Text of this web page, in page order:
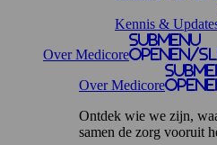
Kennis &
Over Medicore
Submenu
openen/
Over Medicore
Ontdek wie we zijn,
samen de zorg vooruit